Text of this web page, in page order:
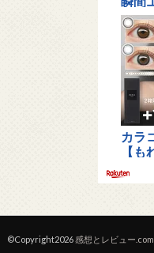
©Copyright2026感想とレビュー.com